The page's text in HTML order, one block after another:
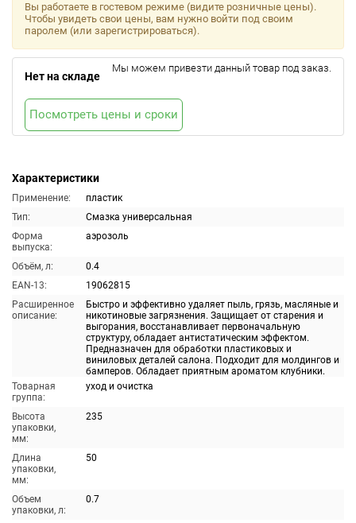
Характеристики
Применение:
пластик
Тип:
Смазка универсальная
Форма
выпуска:
аэрозоль
Объём, л:
0.4
EAN-13:
19062815
Расширенное
описание:
Быстро и эффективно удаляет пыль, грязь, масляные и
никотиновые загрязнения. Защищает от старения и
выгорания, восстанавливает первоначальную
структуру, обладает антистатическим эффектом.
Предназначен для обработки пластиковых и
виниловых деталей салона. Подходит для молдингов и
бамперов. Обладает приятным ароматом клубники.
Товарная
группа:
уход и очистка
Высота
упаковки,
мм:
235
Длина
упаковки,
мм:
50
Объем
упаковки, л:
0.7
Вы работаете в гостевом режиме (видите розничные цены).
Чтобы увидеть свои цены, вам нужно войти под своим
паролем (или зарегистрироваться).
Нет на складе
Мы можем привезти данный товар под заказ.
Посмотреть цены и сроки